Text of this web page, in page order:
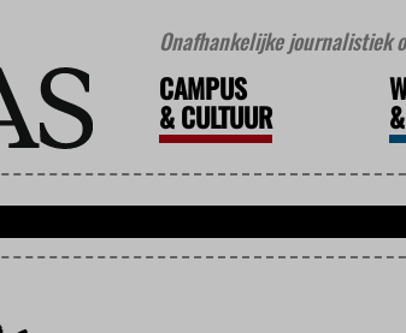
Onafhankelijke journalistiek
CAMPUS
&CULTUUR &